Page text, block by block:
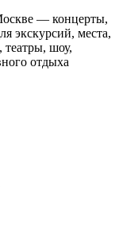
— концерты,
экскурсий, места,
театры, шоу,
отдыха